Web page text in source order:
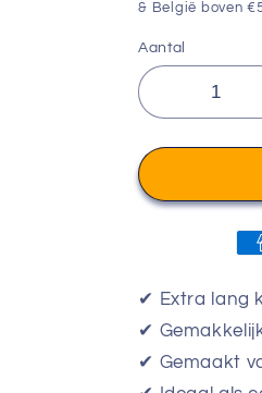
& België boven
Aantal
✔ Extra lang
✔
✔ Gemaakt